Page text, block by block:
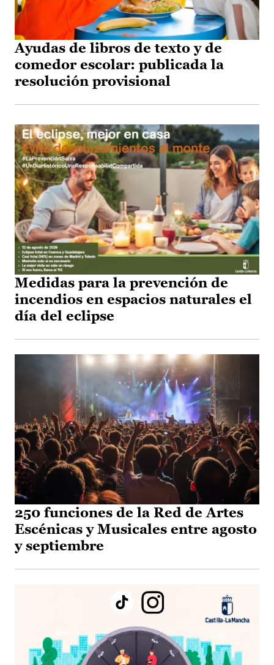
Ayudas de libros de texto y de
comedor escolar: publicada la
resolución provisional
Medidas para la prevención de
incendios en espacios naturales el
día del eclipse
250 funciones de la Red de Artes
Escénicas y Musicales entre agosto
y septiembre